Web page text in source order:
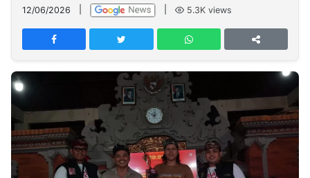
Network
PT
TREETAN
INDONESIA
Partner
Insight
NTB
Suara
Time
Lens
IDN
Daily
Jogja
Jalan
Rakyat
Idealita
News
Kita
Notice
Dinamikapost.com
Radar
Baru
Seedbacklink
12/06/2026 5.3K views